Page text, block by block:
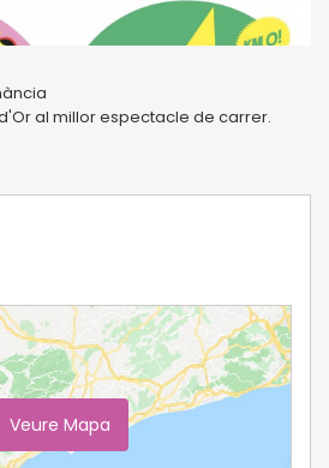
al millor espectacle de carrer.
Veure Mapa